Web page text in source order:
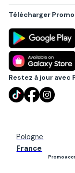
Villes principales
Politique de
Règlements
Partenariat B2B
Blog
Contact
Télécharger
Restez à jour avec
Pologne
France